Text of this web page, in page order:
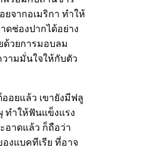
จากอเมริกา ทำให้
ดช่องปากได้อย่าง
ด้วยการมอบลม
ามมั่นใจให้กับตัว
อยแล้ว เขายังมีฟลู
ทำให้ฟันแข็งแรง
อาดแล้ว ก็ถือว่า
งแบคทีเรีย ที่อาจ